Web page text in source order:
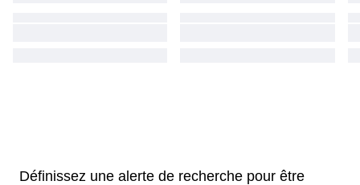
Définissez une alerte de recherche pour être